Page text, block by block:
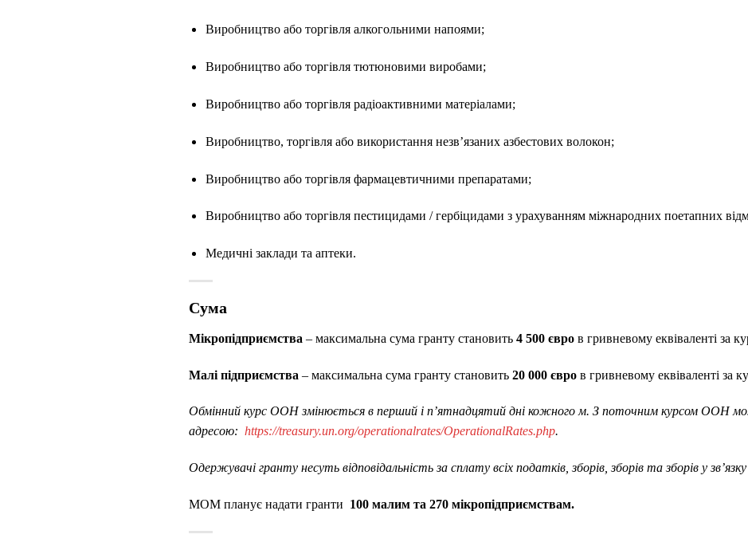
Виробництво або торгівля алкогольними напоями;
Виробництво або торгівля тютюновими виробами;
Виробництво або торгівля радіоактивними матеріалами;
Виробництво, торгівля або використання незв’язаних азбестових волокон;
Виробництво або торгівля фармацевтичними препаратами;
Виробництво або торгівля пестицидами / гербіцидами з урахуванням міжнародних поетапних
Медичні заклади та аптеки.
Сума
Мікропідприємства – максимальна сума гранту становить 4 500 євро в гривневому еквіваленті за
Малі підприємства – максимальна сума гранту становить 20 000 євро в гривневому еквіваленті за
Обмінний курс ООН змінюється в перший і п’ятнадцятий дні кожного м. З поточним курсом ООН
адресою: https://treasury.un.org/operationalrates/OperationalRates.php.
Одержувачі гранту несуть відповідальність за сплату всіх податків, зборів, зборів та зборів у
МОМ планує надати гранти 100 малим та 270 мікропідприємствам.